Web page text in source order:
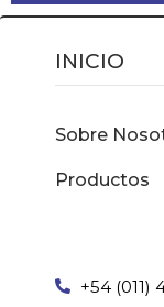
INICIO
Sobre
Productos
+54 (011)